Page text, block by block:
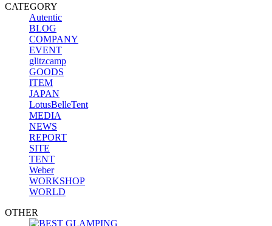
CATEGORY
Autentic
BLOG
COMPANY
EVENT
glitzcamp
GOODS
ITEM
JAPAN
LotusBelleTent
MEDIA
NEWS
REPORT
SITE
TENT
Weber
WORKSHOP
WORLD
OTHER